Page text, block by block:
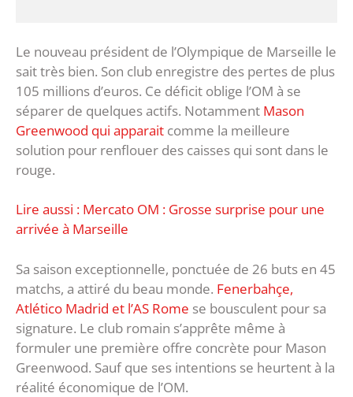
Le nouveau président de l’Olympique de Marseille le
sait très bien. Son club enregistre des pertes de plus
105 millions d’euros. Ce déficit oblige l’OM à se
séparer de quelques actifs. Notamment Mason
Greenwood qui apparait comme la meilleure
solution pour renflouer des caisses qui sont dans le
rouge.
Lire aussi : Mercato OM : Grosse surprise pour une
arrivée à Marseille
Sa saison exceptionnelle, ponctuée de 26 buts en 45
matchs, a attiré du beau monde. Fenerbahçe,
Atlético Madrid et l’AS Rome se bousculent pour sa
signature. Le club romain s’apprête même à
formuler une première offre concrète pour Mason
Greenwood. Sauf que ses intentions se heurtent à la
réalité économique de l’OM.